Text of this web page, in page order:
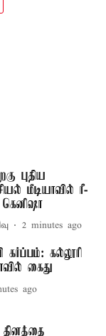
புதிய
மீடியாவில் ரீ-
2 minutes ago
கல்லூரி
கைது
ago
தினத்தை